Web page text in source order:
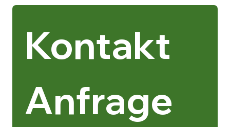
Kontakt
Anfrage